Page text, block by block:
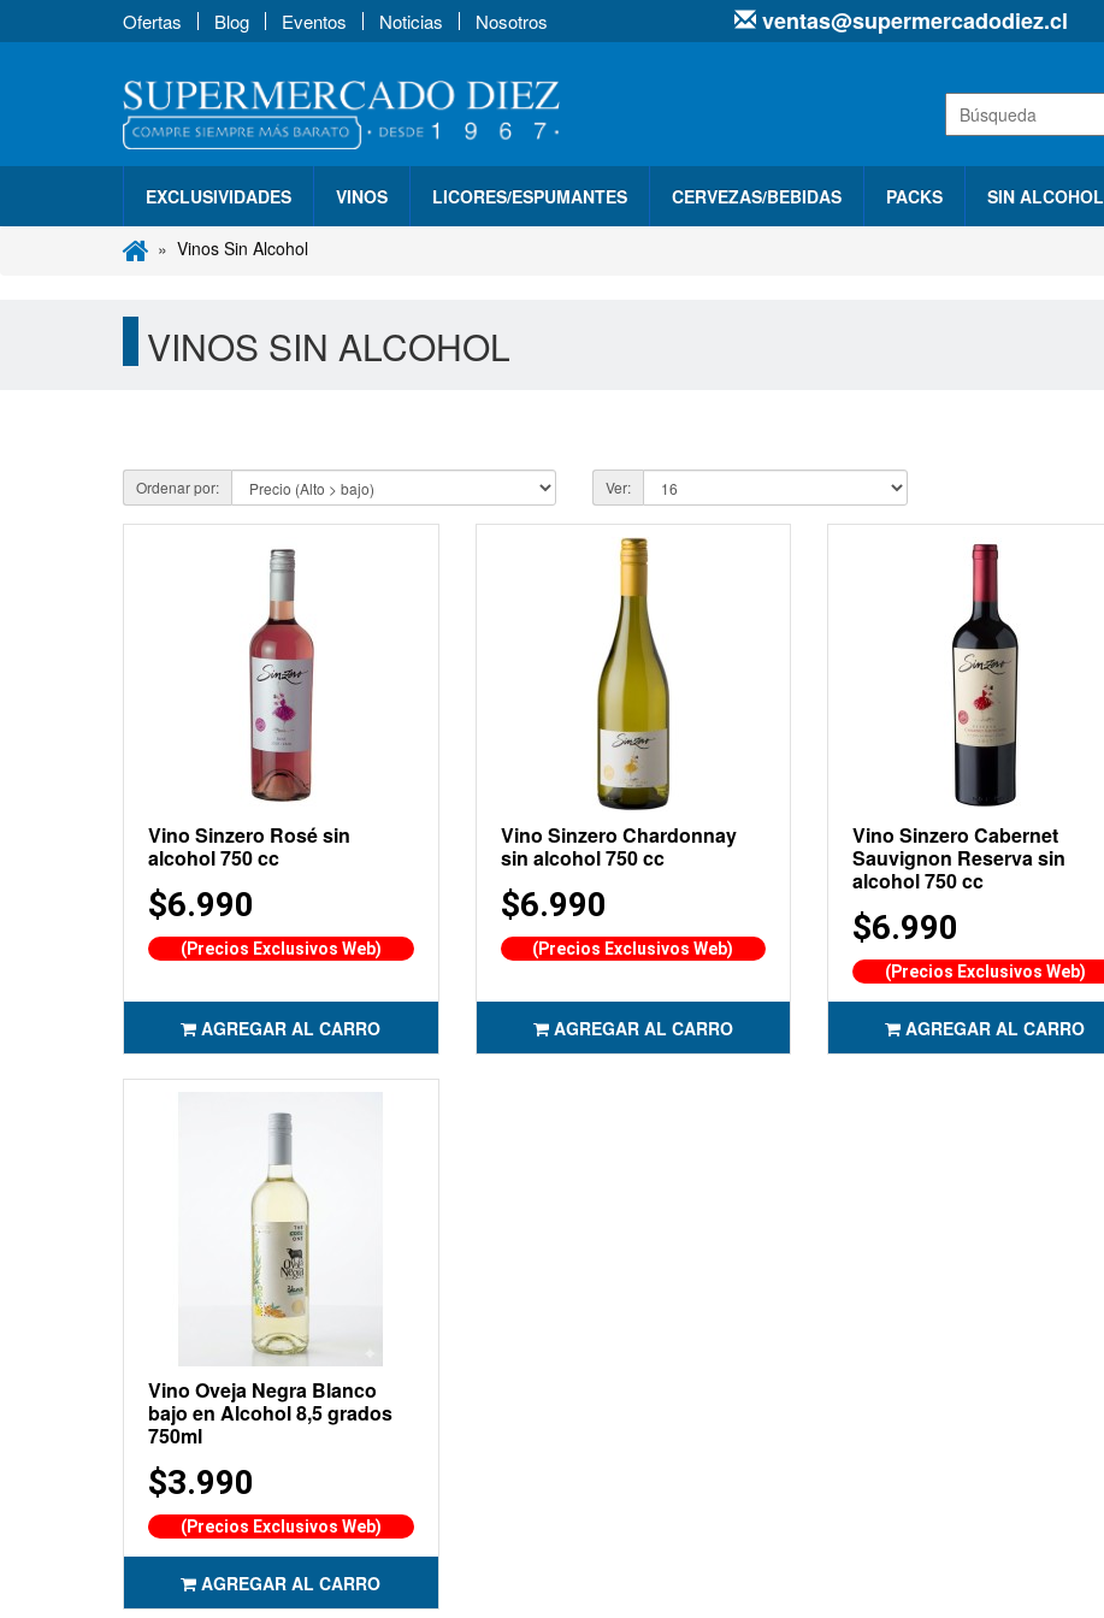
Ofertas Blog Eventos Noticias Nosotros ventas@supermercadodiez.cl
EXCLUSIVIDADES VINOS LICORES/ESPUMANTES CERVEZAS/BEBIDAS PACKS SIN ALCOHOL
Vinos Sin Alcohol
VINOS SIN ALCOHOL
Ordenar por: Ver:
Vino Sinzero Rosé sin
alcohol 750 cc
$6.990
(Precios Exclusivos Web)
AGREGAR AL CARRO
Vino Sinzero Chardonnay
sin alcohol 750 cc
$6.990
(Precios Exclusivos Web)
AGREGAR AL CARRO
Vino Sinzero Cabernet
Sauvignon Reserva sin
alcohol 750 cc
$6.990
(Precios Exclusivos Web)
AGREGAR AL CARRO
Vino Oveja Negra Blanco
bajo en Alcohol 8,5 grados
750ml
$3.990
(Precios Exclusivos Web)
AGREGAR AL CARRO